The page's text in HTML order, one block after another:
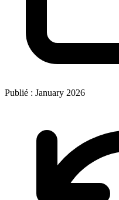
Publié : January 2026